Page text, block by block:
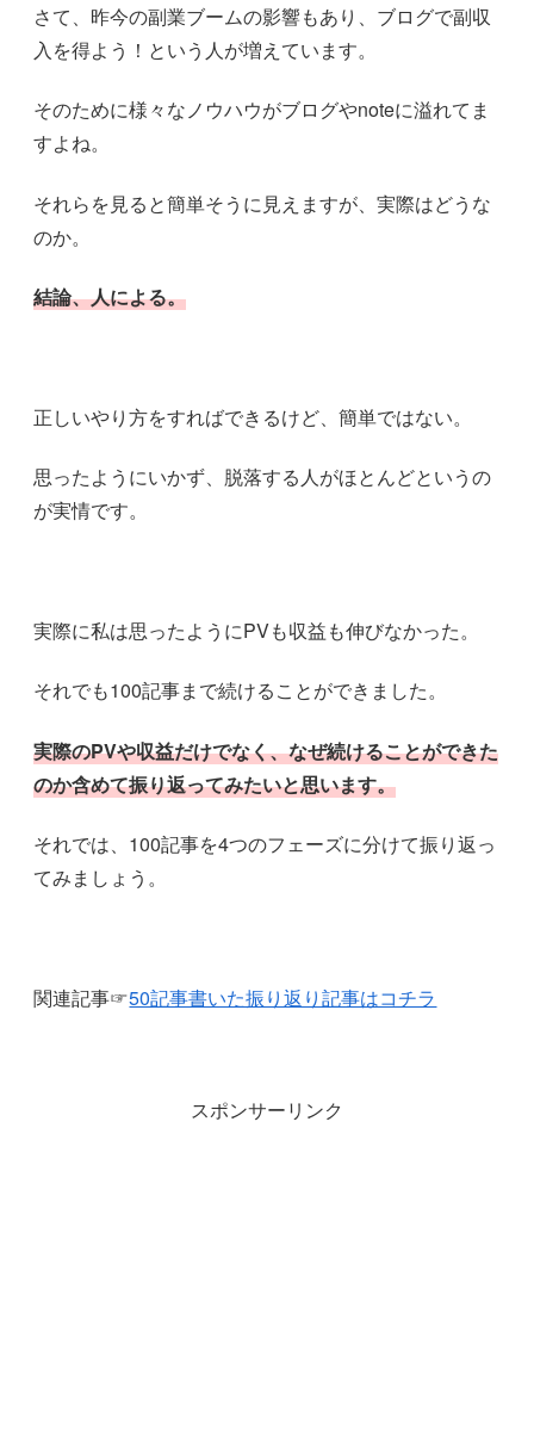
さて、昨今の副業ブームの影響もあり、ブログで副収
入を得よう！という人が増えています。
そのために様々なノウハウがブログやnoteに溢れてま
すよね。
それらを見ると簡単そうに見えますが、実際はどうな
のか。
結論、人による。
正しいやり方をすればできるけど、簡単ではない。
思ったようにいかず、脱落する人がほとんどというの
が実情です。
実際に私は思ったようにPVも収益も伸びなかった。
それでも100記事まで続けることができました。
実際のPVや収益だけでなく、なぜ続けることができた
のか含めて振り返ってみたいと思います。
それでは、100記事を4つのフェーズに分けて振り返っ
てみましょう。
関連記事☞50記事書いた振り返り記事はコチラ
スポンサーリンク